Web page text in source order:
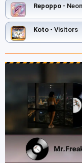
Repoppo -
Koto - Visitors